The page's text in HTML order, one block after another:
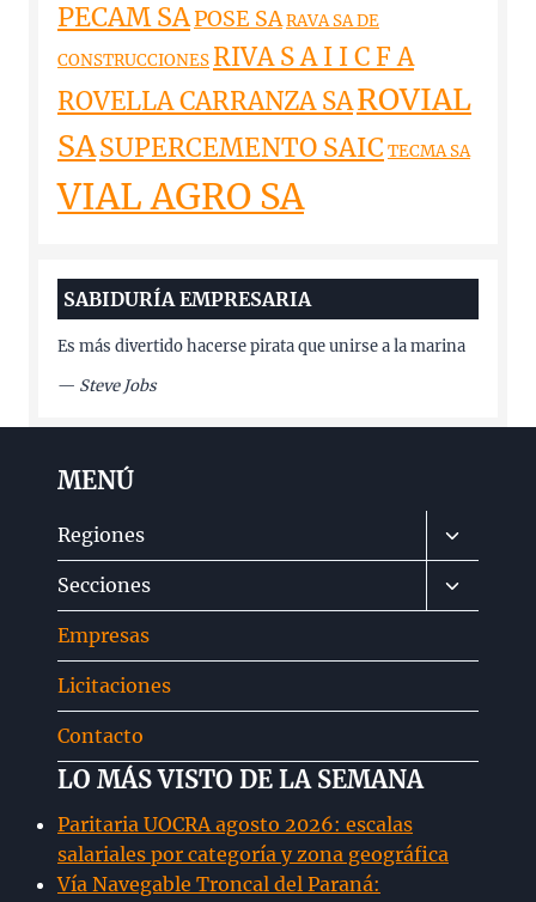
PECAM SAPOSE SARAVA SA DE
CONSTRUCCIONES RIVA S A I I C F A
ROVELLA CARRANZA SAROVIAL
SASUPERCEMENTO SAIC TECMA SA
VIAL AGRO SA
SABIDURÍA EMPRESARIA
Es más divertido hacerse pirata que unirse a la marina
— Steve Jobs
MENÚ
Regiones
Alternar
menú
hijo
Secciones
Alternar
menú
Empresas
Licitaciones
Contacto
LO MÁS VISTO DE LA SEMANA
Paritaria UOCRA agosto 2026: escalas
salariales por categoría y zona geográfica
Vía Navegable Troncal del Paraná: